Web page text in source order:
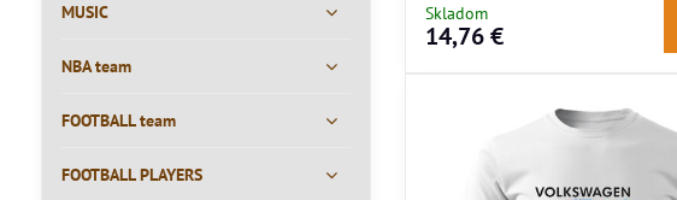
Skladom
14,76 €
MUSIC
NBA team
FOOTBALL team
FOOTBALL PLAYERS